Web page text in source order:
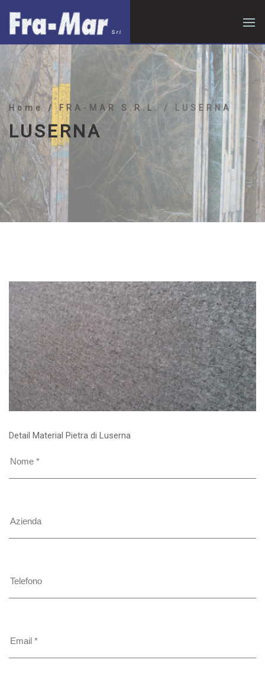
Home / FRA-MAR S.R.L. / LUSERNA
LUSERNA
Detail Material Pietra di Luserna